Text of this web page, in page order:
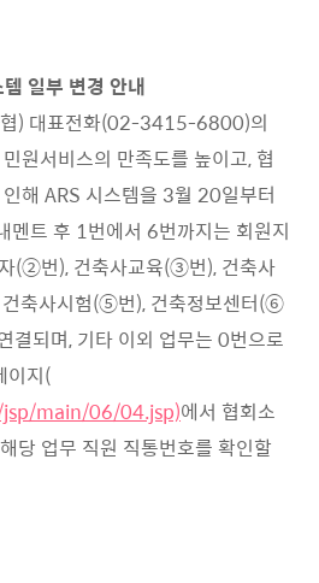
일부 변경 안내
) 대표전화(02-3415-6800)의
원서비스의 만족도를 높이고, 협
해 ARS 시스템을 3월 20일부터
멘트 후 1번에서 6번까지는 회원지
(②번), 건축사교육(③번), 건축사
건축사시험(⑤번), 건축정보센터(⑥
결되며, 기타 이외 업무는 0번으로
이지(
main/06/04.jsp)에서 협회소
당 업무 직원 직통번호를 확인할